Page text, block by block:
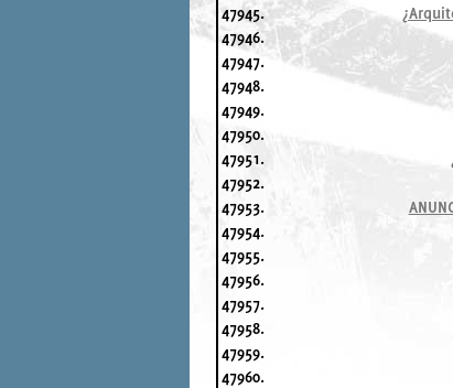
47945.
47946.
47947.
47948.
47949.
47950.
47951.
47952.
47953.
47954.
47955.
47956.
47957.
47958.
47959.
47960.